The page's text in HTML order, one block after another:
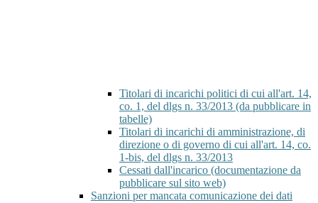
Titolari di incarichi politici di cui all'art. 14,
co. 1, del dlgs n. 33/2013 (da pubblicare in
tabelle)
Titolari di incarichi di amministrazione, di
direzione o di governo di cui all'art. 14, co.
1-bis, del dlgs n. 33/2013
Cessati dall'incarico (documentazione da
pubblicare sul sito web)
Sanzioni per mancata comunicazione dei dati